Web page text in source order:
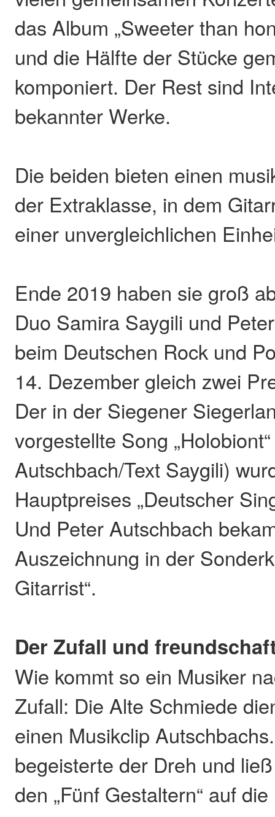
das Album „Sweeter than
und die Hälfte der Stücke
komponiert. Der Rest sind
bekannter Werke.
Die beiden bieten einen
der Extraklasse, in dem
einer unvergleichlichen
Ende 2019 haben sie groß
Duo Samira Saygili und
beim Deutschen Rock und
14. Dezember gleich zwei
Der in der Siegener
vorgestellte Song
Autschbach/Text Saygili)
Hauptpreises „Deutscher
Und Peter Autschbach
Auszeichnung in der
Gitarrist“.
Der Zufall und
Wie kommt so ein Musiker
Zufall: Die Alte Schmiede
einen Musikclip
begeisterte der Dreh und
den „Fünf Gestaltern“ auf